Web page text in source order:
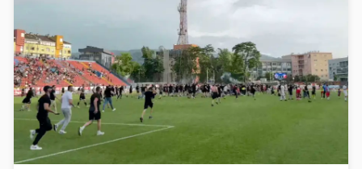
Pokretanje videa...